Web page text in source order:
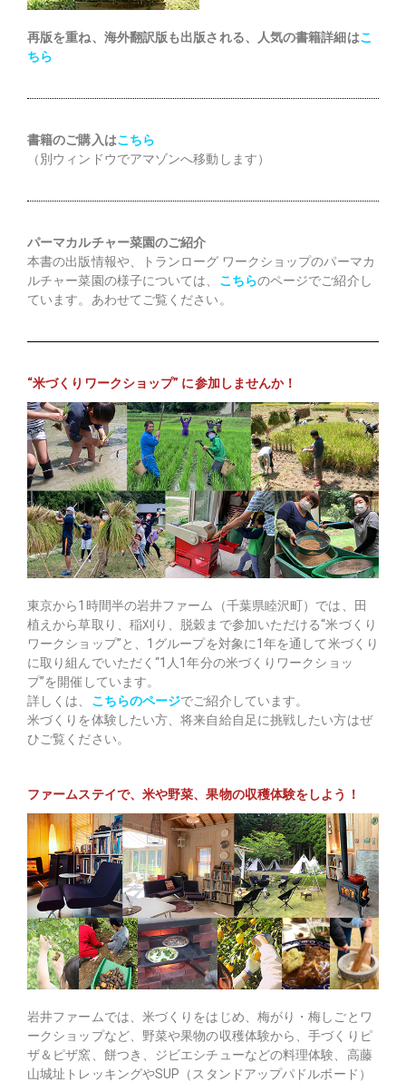
再版を重ね、海外翻訳版も出版される、人気の書籍詳細はこ
ちら
書籍のご購入はこちら
（別ウィンドウでアマゾンへ移動します）
パーマカルチャー菜園のご紹介
本書の出版情報や、トランローグ ワークショップのパーマカ
ルチャー菜園の様子については、 こちらのページでご紹介し
ています。あわせてご覧ください。
“米づくりワークショップ” に参加しませんか！
東京から1時間半の岩井ファーム（千葉県睦沢町）では、田
植えから草取り、稲刈り、脱穀まで参加いただける“米づくり
ワークショップ”と、1グループを対象に1年を通して米づくり
に取り組んでいただく“1人1年分の米づくりワークショッ
プ”を開催しています。
詳しくは、 こちらのページでご紹介しています。
米づくりを体験したい方、将来自給自足に挑戦したい方はぜ
ひご覧ください。
ファームステイで、米や野菜、果物の収穫体験をしよう！
岩井ファームでは、米づくりをはじめ、梅がり・梅しごとワ
ークショップなど、野菜や果物の収穫体験から、手づくりピ
ザ＆ピザ窯、餅つき、ジビエシチューなどの料理体験、高藤
山城址トレッキングやSUP（スタンドアップパドルボード）